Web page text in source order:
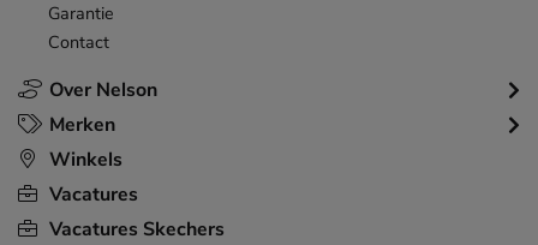
Over Nelson
Garantie
Contact
Merken
Winkels
Vacatures
Vacatures Skechers